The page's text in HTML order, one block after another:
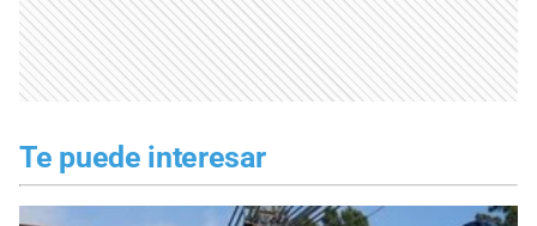
Te puede interesar